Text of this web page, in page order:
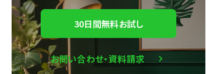
30日間無料お試し
お問い合わせ・資料請求